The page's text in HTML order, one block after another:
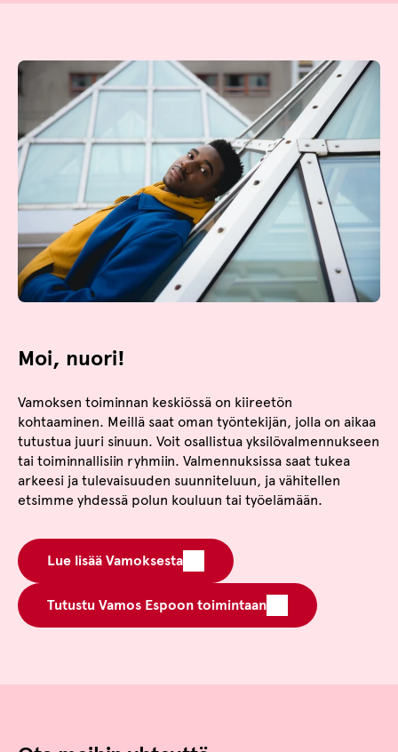
Moi, nuori!
Vamoksen toiminnan keskiössä on kiireetön
kohtaaminen. Meillä saat oman työntekijän, jolla on aikaa
tutustua juuri sinuun. Voit osallistua yksilövalmennukseen
tai toiminnallisiin ryhmiin. Valmennuksissa saat tukea
arkeesi ja tulevaisuuden suunniteluun, ja vähitellen
etsimme yhdessä polun kouluun tai työelämään.
Lue lisää Vamoksesta
Tutustu Vamos Espoon toimintaan